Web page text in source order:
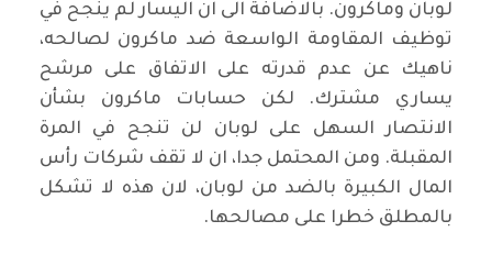
لوبان وماكرون. بالاضافة الى ان اليسار لم ينجح في
توظيف المقاومة الواسعة ضد ماكرون لصالحه،
ناهيك عن عدم قدرته على الاتفاق على مرشح
يساري مشترك. لكن حسابات ماكرون بشأن
الانتصار السهل على لوبان لن تنجح في المرة
المقبلة. ومن المحتمل جدا، ان لا تقف شركات رأس
المال الكبيرة بالضد من لوبان، لان هذه لا تشكل
بالمطلق خطرا على مصالحها.